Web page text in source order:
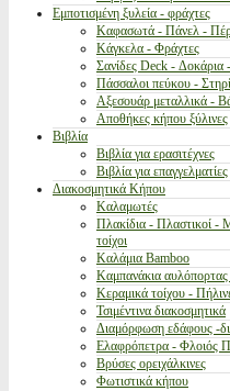
Εμποτισμένη ξυλεία - φράχτες
Καφασωτά - Πάνελ -
Κάγκελα - Φράχτες
Σανίδες Deck - Δοκάρια
Πάσσαλοι πεύκου -
Αξεσουάρ μεταλλικά -
Αποθήκες κήπου ξύλινες
Βιβλία
Βιβλία για ερασιτέχνες
Βιβλία για επαγγελματίες
Διακοσμητικά Κήπου
Καλαμωτές
Πλακίδια - Πλαστικοί -
τοίχοι
Καλάμια Bamboo
Καμπανάκια
Κεραμικά τοίχου -
Τσιμέντινα διακοσμητικά
Διαμόρφωση εδάφους -
Ελαφρόπετρα - Φλοιός
Βρύσες ορειχάλκινες
Φωτιστικά κήπου